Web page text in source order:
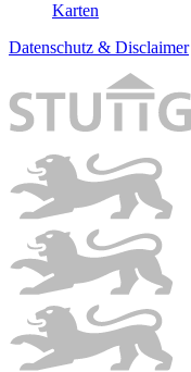
Karten
Datenschutz & Disclaimer